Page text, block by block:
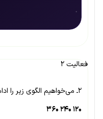
فعالیت ۲
۲ـ می‌خواهیم الگوی زیر را ادامه دهیم:
۱۲۰ ۲۴۰ ۳۶۰